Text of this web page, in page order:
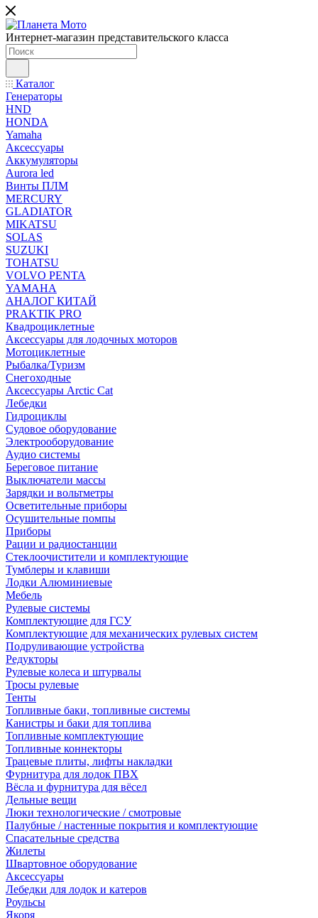
Интернет-магазин представительского класса
Каталог
Генераторы
HND
HONDA
Yamaha
Аксессуары
Аккумуляторы
Aurora led
Винты ПЛМ
MERCURY
GLADIATOR
MIKATSU
SOLAS
SUZUKI
TOHATSU
VOLVO PENTA
YAMAHA
АНАЛОГ КИТАЙ
PRAKTIK PRO
Квадроциклетные
Аксессуары для лодочных моторов
Мотоциклетные
Рыбалка/Туризм
Снегоходные
Аксессуары Arctic Cat
Лебедки
Гидроциклы
Судовое оборудование
Электрооборудование
Аудио системы
Береговое питание
Выключатели массы
Зарядки и вольтметры
Осветительные приборы
Осушительные помпы
Приборы
Рации и радиостанции
Стеклоочистители и комплектующие
Тумблеры и клавиши
Лодки Алюминиевые
Мебель
Рулевые системы
Комплектующие для ГСУ
Комплектующие для механических рулевых систем
Подруливающие устройства
Редукторы
Рулевые колеса и штурвалы
Тросы рулевые
Тенты
Топливные баки, топливные системы
Канистры и баки для топлива
Топливные комплектующие
Топливные коннекторы
Трацевые плиты, лифты накладки
Фурнитура для лодок ПВХ
Вёсла и фурнитура для вёсел
Дельные вещи
Люки технологические / смотровые
Палубные / настенные покрытия и комплектующие
Спасательные средства
Жилеты
Швартовное оборудование
Аксессуары
Лебедки для лодок и катеров
Роульсы
Якоря